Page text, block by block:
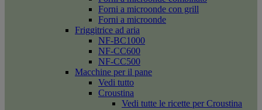
Forni a microonde con grill
Forni a microonde
Friggitrice ad aria
NF-BC1000
NF-CC600
NF-CC500
Macchine per il pane
Vedi tutto
Croustina
Vedi tutte le ricette per Croustina